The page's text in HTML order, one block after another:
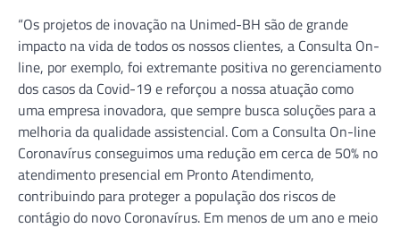
“Os projetos de inovação na Unimed-BH são de grande
impacto na vida de todos os nossos clientes, a Consulta On-
line, por exemplo, foi extremante positiva no gerenciamento
dos casos da Covid-19 e reforçou a nossa atuação como
uma empresa inovadora, que sempre busca soluções para a
melhoria da qualidade assistencial. Com a Consulta On-line
Coronavírus conseguimos uma redução em cerca de 50% no
atendimento presencial em Pronto Atendimento,
contribuindo para proteger a população dos riscos de
contágio do novo Coronavírus. Em menos de um ano e meio